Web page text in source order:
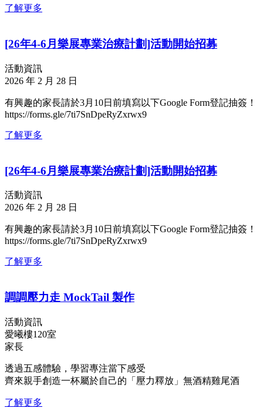
了解更多
[26年4-6月樂展專業治療計劃]活動開始招募
活動資訊
2026 年 2 月 28 日
有興趣的家長請於3月10日前填寫以下Google Form登記抽簽！
https://forms.gle/7ti7SnDpeRyZxrwx9
了解更多
[26年4-6月樂展專業治療計劃]活動開始招募
活動資訊
2026 年 2 月 28 日
有興趣的家長請於3月10日前填寫以下Google Form登記抽簽！
https://forms.gle/7ti7SnDpeRyZxrwx9
了解更多
調調壓力走 MockTail 製作
活動資訊
愛曦樓120室
家長
透過五感體驗，學習專注當下感受
齊來親手創造一杯屬於自己的「壓力釋放」無酒精雞尾酒
了解更多